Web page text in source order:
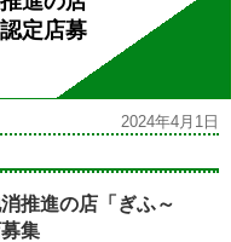
定店募
2024年4月1日
推進の店 「ぎふ～
集